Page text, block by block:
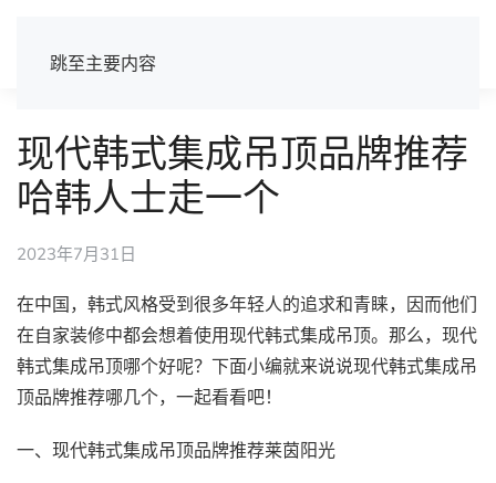
跳至主要内容
现代韩式集成吊顶品牌推荐
哈韩人士走一个
2023年7月31日
在中国，韩式风格受到很多年轻人的追求和青睐，因而他们
在自家装修中都会想着使用现代韩式集成吊顶。那么，现代
韩式集成吊顶哪个好呢？下面小编就来说说现代韩式集成吊
顶品牌推荐哪几个，一起看看吧！
一、现代韩式集成吊顶品牌推荐莱茵阳光